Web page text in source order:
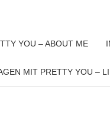
YOU – ABOUT ME
MIT PRETTY YOU –